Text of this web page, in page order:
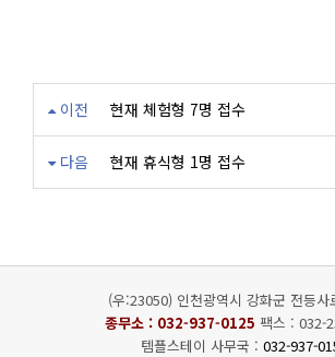
이전 현재 체험형 7명 접수
다음 현재 휴식형 1명 접수
(우:23050) 인천광역시 강화군 전등사
종무소 : 032-937-0125 팩스 : 032-
템플스테이 사무국 : 032-937-